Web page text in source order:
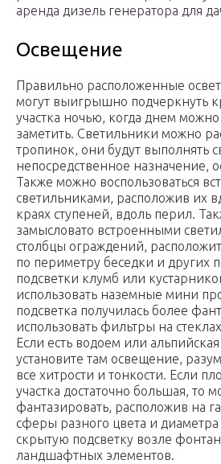
аренда дизель генератора для
Освещение
Правильно расположенные
могут выигрышно подчеркнуть
участка ночью, когда днем можно
заметить. Светильники можно
тропинок, они будут выполнять
непосредственное назначение,
Также можно воспользоваться
светильниками, расположив их
краях ступеней, вдоль перил.
замысловато встроенными
столбцы ограждений,
по периметру беседки и других
подсветки клумб или
использовать наземные мини
подсветка получилась более
использовать фильтры на
Если есть водоем или
установите там освещение,
все хитрости и тонкости. Если
участка достаточно большая, то
фантазировать, расположив на
сферы разного цвета и диаметра
скрытую подсветку возле
ландшафтных элементов.